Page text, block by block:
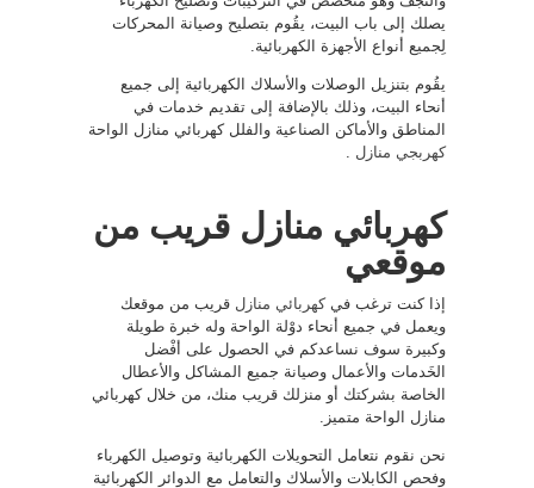
يصلك إلى باب البيت، يقُوم بتصليح وصيانة المحركات
لِجميع أنواع الأجهزة الكهربائية.
يقُوم بتنزيل الوصلات والأسلاك الكهربائية إلى جميع
أنحاء البيت، وذلك بالإضافة إلى تقديم خدمات في
المناطق والأماكن الصناعية والفلل كهربائي منازل الواحة
كهربجي منازل
كهربائي منازل قريب من
موقعي
إذا كنت ترغب فيكهربائي منازل قريب من موقعك
ويعمل في جميع أنحاء دوْلة الواحة وله خبرة طويلة
وكبيرة سوف نساعدكم في الحصول على أفْضل
الخَدمات والأعمال وصيانة جميع المشاكل والأعطال
الخاصة بشركتك أو منزلك قريب منك، من خلال كهربائي
منازل الواحة متميز.
نحن نقوم نتعامل التحويلات الكهربائية وتوصيل الكهرباء
وفحص الكابلات والأسلاك والتعامل مع الدوائر الكهربائية